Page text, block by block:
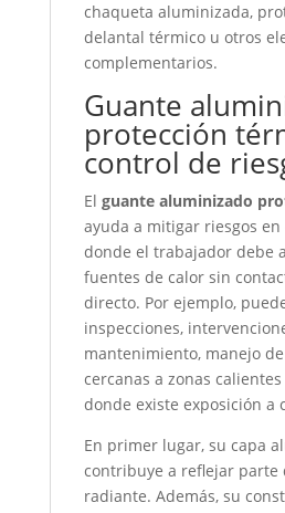
chaqueta aluminizada,
delantal térmico u otros
complementarios.
Guante
protección
control de
El guante aluminizado
ayuda a mitigar riesgos en
donde el trabajador debe
fuentes de calor sin
directo. Por ejemplo,
inspecciones,
mantenimiento, manejo
cercanas a zonas
donde existe exposición a
En primer lugar, su capa
contribuye a reflejar parte
radiante. Además, su